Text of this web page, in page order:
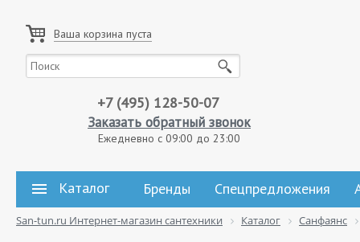
Ваша корзина пуста
+7 (495) 128-50-07
Заказать обратный звонок
Ежедневно с 09:00 до 23:00
Каталог Бренды Спецпредложения
San-tun.ru Интернет-магазин сантехники Каталог Санфаянс